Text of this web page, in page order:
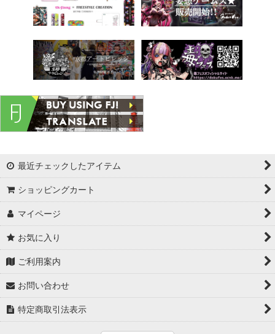
最近チェックしたアイテム
ショッピングカート
マイページ
お気に入り
ご利用案内
お問い合わせ
特定商取引法表示